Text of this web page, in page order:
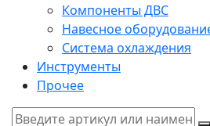
Компоненты ДВС
Навесное
Система охлаждения
Инструменты
Прочее